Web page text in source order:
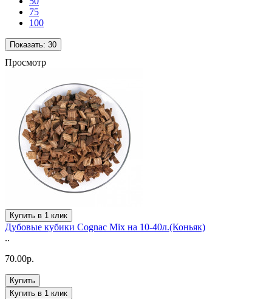
75
100
Показать: 30
Просмотр
Купить в 1 клик
Дубовые кубики Cognac Mix на 10-40л.(Коньяк)
..
70.00р.
Купить
Купить в 1 клик